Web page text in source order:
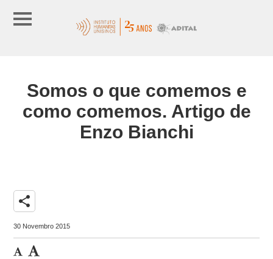
Somos o que comemos e
como comemos. Artigo de
Enzo Bianchi
share
30 Novembro 2015